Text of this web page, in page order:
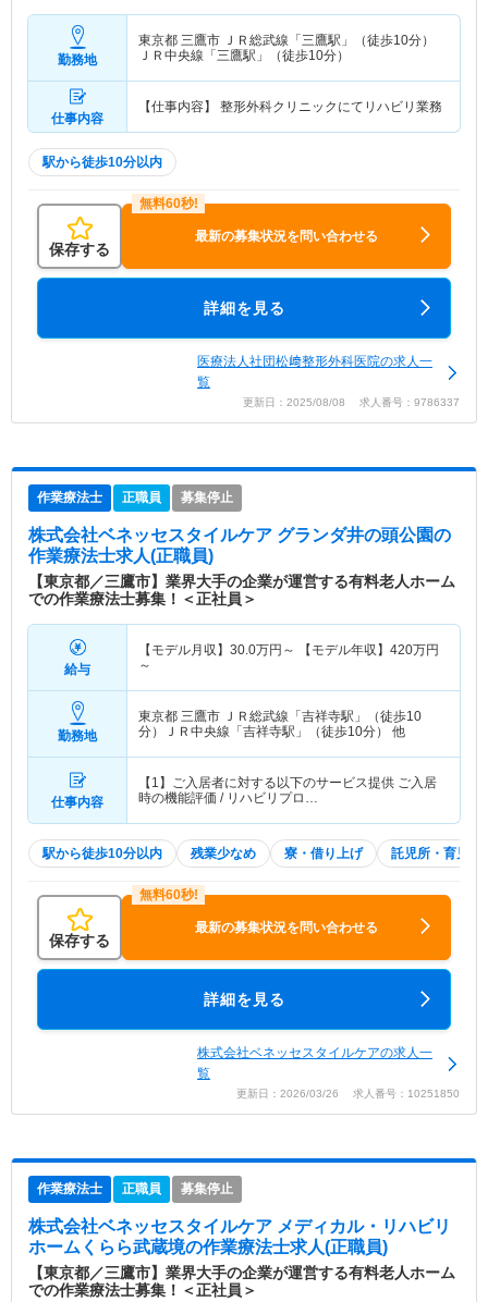
勤務地
東京都 三鷹市 ＪＲ総武線「三鷹駅」（徒歩10分）
ＪＲ中央線「三鷹駅」（徒歩10分）
仕事内容
【仕事内容】 整形外科クリニックにてリハビリ業務
駅から徒歩10分以内
保存する
最新の募集状況を問い合わせる
詳細を見る
医療法人社団松﨑整形外科医院の求人一
覧
更新日：2025/08/08 求人番号：9786337
作業療法士 正職員 募集停止
株式会社ベネッセスタイルケア グランダ井の頭公園の
作業療法士求人(正職員)
【東京都／三鷹市】業界大手の企業が運営する有料老人ホーム
での作業療法士募集！＜正社員＞
給与
【モデル月収】 30.0万円～ 【モデル年収】 420万円
～
勤務地
東京都 三鷹市 ＪＲ総武線「吉祥寺駅」（徒歩10
分）ＪＲ中央線「吉祥寺駅」（徒歩10分） 他
仕事内容
【1】ご入居者に対する以下のサービス提供 ご入居
時の機能評価 / リハビリプロ…
駅から徒歩10分以内 残業少なめ 寮・借り上げ 託児所・育児補
保存する
最新の募集状況を問い合わせる
詳細を見る
株式会社ベネッセスタイルケアの求人一
覧
更新日：2026/03/26 求人番号：10251850
作業療法士 正職員 募集停止
株式会社ベネッセスタイルケア メディカル・リハビリ
ホームくらら武蔵境の作業療法士求人(正職員)
【東京都／三鷹市】業界大手の企業が運営する有料老人ホーム
での作業療法士募集！＜正社員＞